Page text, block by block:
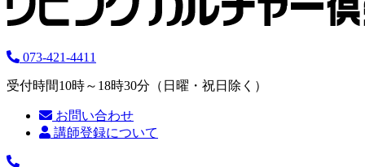
073-421-4411
受付時間10時～18時30分（日曜・祝日除く）
お問い合わせ
講師登録について